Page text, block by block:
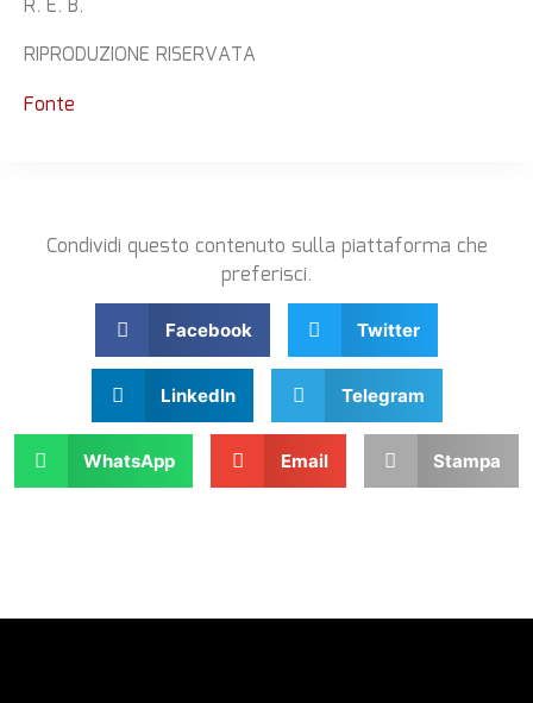
R. E. B.
RIPRODUZIONE RISERVATA
Fonte
Condividi questo contenuto sulla piattaforma che
preferisci.
Facebook Twitter
LinkedIn Telegram
WhatsApp Email Stampa